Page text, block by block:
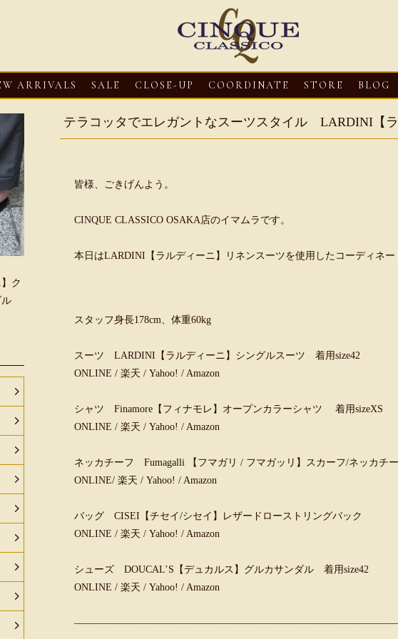
ARRIVALS SALE CLOSE-UP COORDINATE STORE BLOG
テラコッタでエレガントなスーツスタイル LARDINI【ラ
皆様、ごきげんよう。
CINQUE CLASSICO OSAKA店のイマムラです。
本日はLARDINI【ラルディーニ】リネンスーツを使用したコーディネー
スタッフ身長178cm、体重60kg
スーツ LARDINI【ラルディーニ】シングルスーツ 着用size42
ONLINE / 楽天 / Yahoo! / Amazon
シャツ Finamore【フィナモレ】オープンカラーシャツ 着用sizeXS
ONLINE / 楽天 / Yahoo! / Amazon
ネッカチーフ Fumagalli 【フマガリ / フマガッリ】スカーフ/ネッカチ
ONLINE/ 楽天 / Yahoo! / Amazon
バッグ CISEI【チセイ/シセイ】レザードローストリングバック
ONLINE / 楽天 / Yahoo! / Amazon
シューズ DOUCAL’S【デュカルス】グルカサンダル 着用size42
ONLINE / 楽天 / Yahoo! / Amazon
マリオ ドーニ】オ
ュール レザーサン
2026・08・03